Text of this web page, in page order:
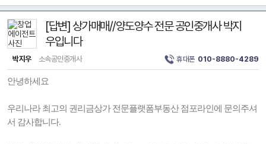
[답변] 상가매매//양도양수 전문 공인중개사 박지
우입니다
박지우 소속공인중개사 휴대폰 010-8880-4289
안녕하세요
우리나라 최고의 권리금상가 전문플랫폼부동산 점포라인에 문의주셔
서 감사합니다.